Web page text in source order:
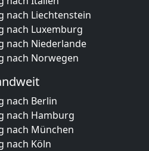
nach Liechtenstein
nach Luxemburg
nach Niederlande
nach Norwegen
nach Berlin
nach Hamburg
nach München
nach Köln